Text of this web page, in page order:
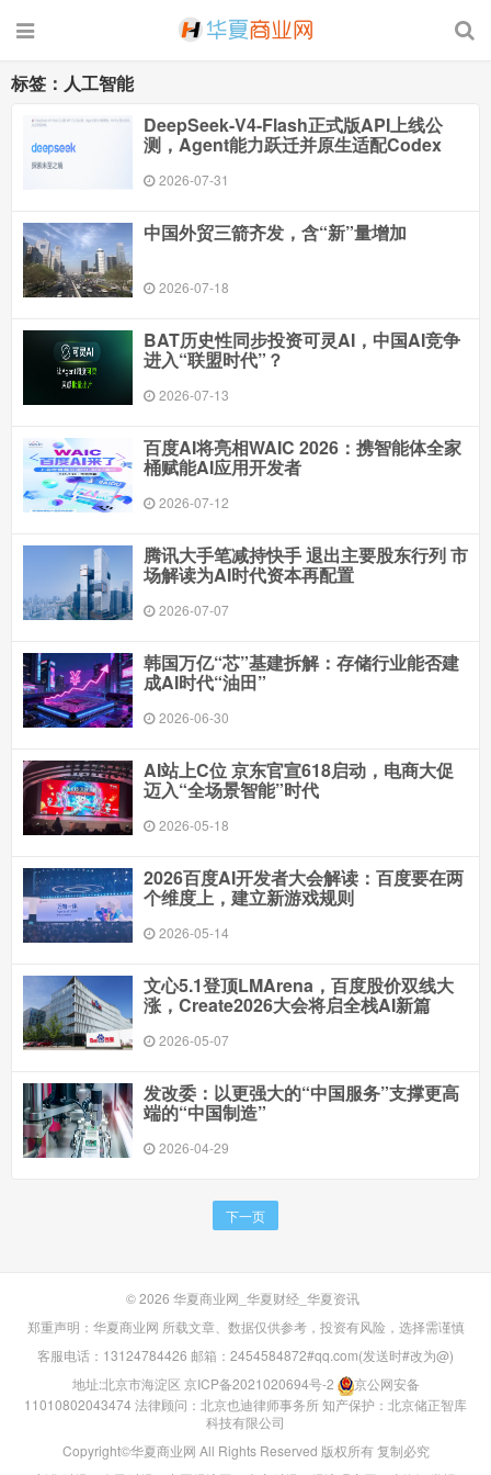
标签：人工智能
DeepSeek-V4-Flash正式版API上线公
测，Agent能力跃迁并原生适配Codex
2026-07-31
中国外贸三箭齐发，含“新”量增加
2026-07-18
BAT历史性同步投资可灵AI，中国AI竞争
进入“联盟时代”？
2026-07-13
百度AI将亮相WAIC 2026：携智能体全家
桶赋能AI应用开发者
2026-07-12
腾讯大手笔减持快手 退出主要股东行列 市
场解读为AI时代资本再配置
2026-07-07
韩国万亿“芯”基建拆解：存储行业能否建
成AI时代“油田”
2026-06-30
AI站上C位 京东官宣618启动，电商大促
迈入“全场景智能”时代
2026-05-18
2026百度AI开发者大会解读：百度要在两
个维度上，建立新游戏规则
2026-05-14
文心5.1登顶LMArena，百度股价双线大
涨，Create2026大会将启全栈AI新篇
2026-05-07
发改委：以更强大的“中国服务”支撑更高
端的“中国制造”
2026-04-29
下一页
© 2026 华夏商业网_华夏财经_华夏资讯
郑重声明：华夏商业网 所载文章、数据仅供参考，投资有风险，选择需谨慎
客服电话：13124784426 邮箱：2454584872#qq.com(发送时#改为@)
地址:北京市海淀区 京ICP备2021020694号-2
京公网安备
11010802043474 法律顾问：北京也迪律师事务所知产保护：北京储正智库
科技有限公司
Copyright©华夏商业网 All Rights Reserved 版权所有 复制必究